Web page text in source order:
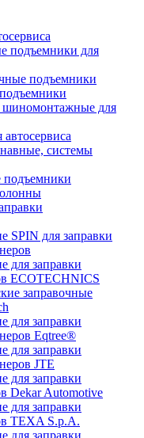
подъемники для
подъемники
для
системы
SPIN для заправки
для заправки
ECOTECHNICS
заправочные
для заправки
Eqtree®
для заправки
JTE
для заправки
Dekar Automotive
для заправки
TEXA S.p.A.
для заправки